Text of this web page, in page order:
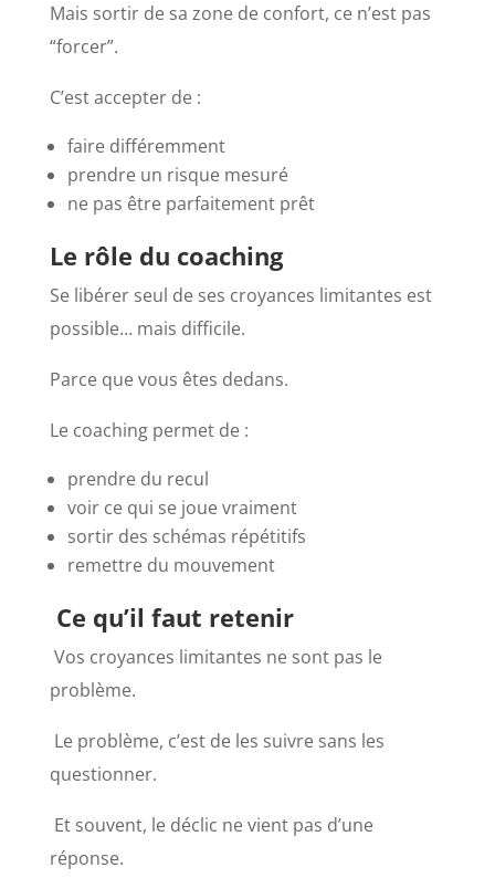
Mais sortir de sa zone de confort, ce n’est pas
“forcer”.
C’est accepter de :
faire différemment
prendre un risque mesuré
ne pas être parfaitement prêt
Le rôle du coaching
Se libérer seul de ses croyances limitantes est
possible… mais difficile.
Parce que vous êtes dedans.
Le coaching permet de :
prendre du recul
voir ce qui se joue vraiment
sortir des schémas répétitifs
remettre du mouvement
Ce qu’il faut retenir
Vos croyances limitantes ne sont pas le
problème.
Le problème, c’est de les suivre sans les
questionner.
Et souvent, le déclic ne vient pas d’une
réponse.